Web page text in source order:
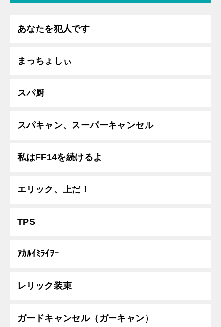
あなたを犯人です
まっちょしぃ
スパ厨
スパキャン、スーパーキャンセル
私はFF14を続けるよ
エリック、上だ！
TPS
ｱｶﾙｲﾐﾗｲｦｰ
レリック装束
ガードキャンセル（ガーキャン）